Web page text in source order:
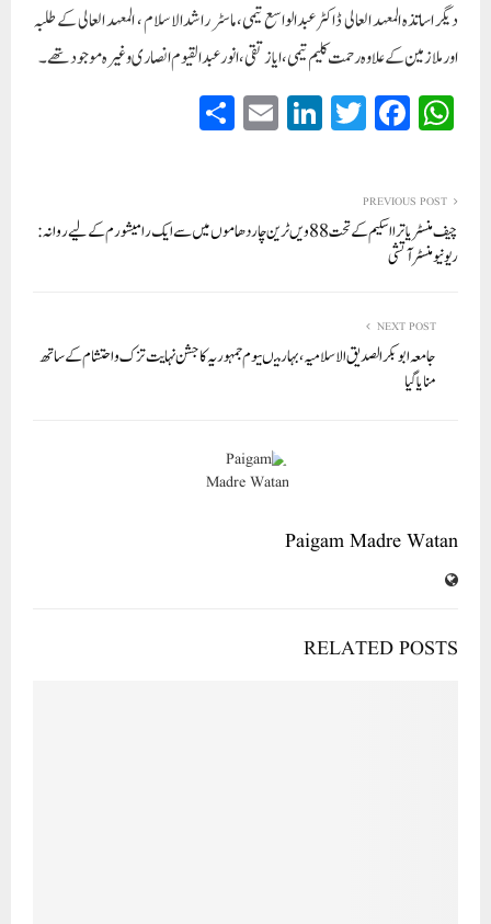
دیگر اساتذہ المعہد العالی ڈاکٹر عبدالواسع تیمی، ماسٹر راشدالاسلام ، المعہد العالی کے طلبہ
اورملازمین کے علاوہ رحمت کلیم تیمی ،ایازتقی، انورعبدالقیوم انصاری وغیرہ موجودتھے۔
W
ha
A
pp
Fa
ce
ok
T
wi
r
Li
nk
In
E
m
PREVIOUS POST
چیف منسٹر یاترا اسکیم کے تحت 88ویں ٹرین چار دھاموں میں سے ایک رامیشورم کے لیے روانہ:
ریونیو منسٹر آتشی
NEXT POST
جامعہ ابوبکر الصدیق الاسلامیہ، بہار میںیوم جمہوریہ کا جشن نہایت تزک و احتشام کے ساتھ
منایاگیا
Paigam Madre Watan
RELATED POSTS